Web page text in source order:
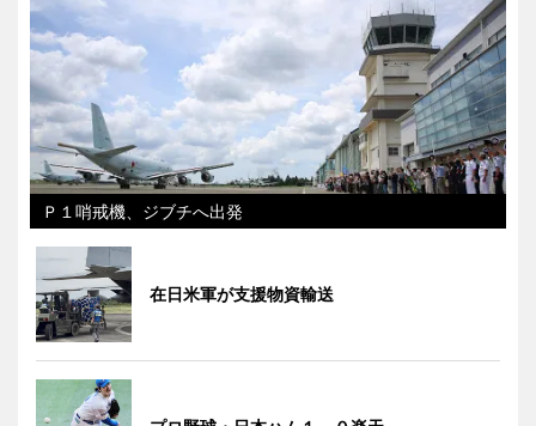
Ｐ１哨戒機、ジブチへ出発
在日米軍が支援物資輸送